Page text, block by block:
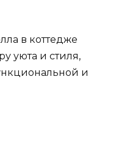
в коттедже
уюта и стиля,
и